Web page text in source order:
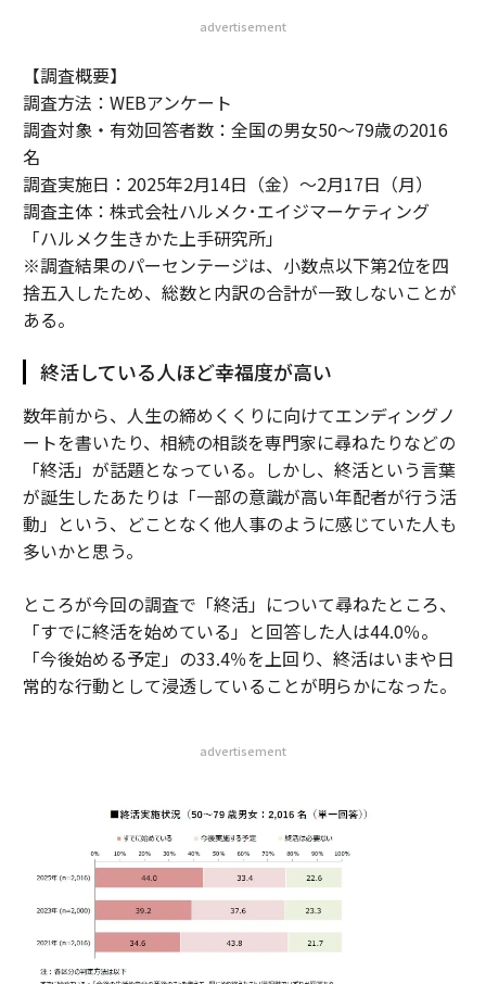
advertisement
【調査概要】
調査方法：WEBアンケート
調査対象・有効回答者数：全国の男女50～79歳の2016
名
調査実施日：2025年2月14日（金）～2月17日（月）
調査主体：株式会社ハルメク･エイジマーケティング
「ハルメク生きかた上手研究所」
※調査結果のパーセンテージは、小数点以下第2位を四
捨五入したため、総数と内訳の合計が一致しないことが
ある。
終活している人ほど幸福度が高い
数年前から、人生の締めくくりに向けてエンディングノ
ートを書いたり、相続の相談を専門家に尋ねたりなどの
「終活」が話題となっている。しかし、終活という言葉
が誕生したあたりは「一部の意識が高い年配者が行う活
動」という、どことなく他人事のように感じていた人も
多いかと思う。
ところが今回の調査で「終活」について尋ねたところ、
「すでに終活を始めている」と回答した人は44.0％。
「今後始める予定」の33.4％を上回り、終活はいまや日
常的な行動として浸透していることが明らかになった。
advertisement